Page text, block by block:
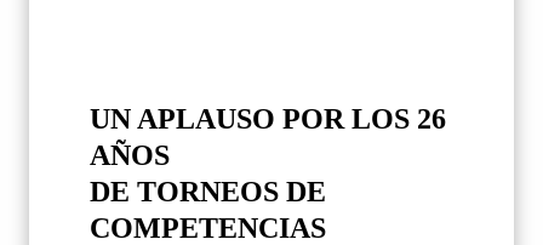
UN APLAUSO POR LOS 26
AÑOS
DE TORNEOS DE
COMPETENCIAS